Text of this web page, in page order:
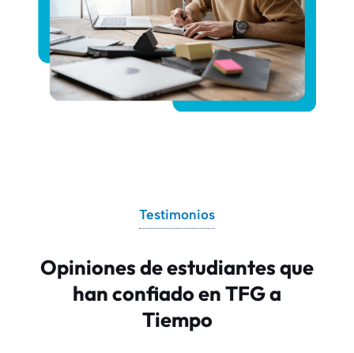
Testimonios
Opiniones de estudiantes que
han confiado en TFG a
Tiempo